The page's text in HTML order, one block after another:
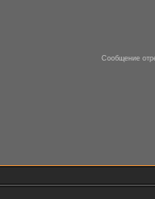
Сообщение